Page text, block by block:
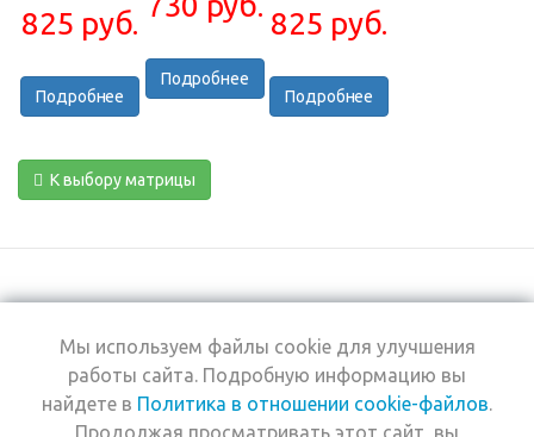
825 руб.
Подробнее
Подробнее
825 руб.
Подробнее
К выбору матрицы
+7 (495) 969-0950
2026 © Интернет-
магазин Estel
Компания
Мы используем файлы cookie для улучшения
работы сайта. Подробную информацию вы
найдете в Политика в отношении cookie-файлов.
Продолжая просматривать этот сайт, вы